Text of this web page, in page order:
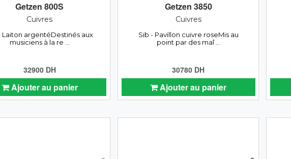
Getzen 800S
Cuivres
Laiton argentéDestinés aux
musiciens à la re ...
32900 DH
Ajouter au panier
Getzen 3850
Cuivres
Sib - Pavillon cuivre roseMis au
point par des maî ...
30780 DH
Ajouter au panier